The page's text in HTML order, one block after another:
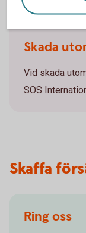
Tid akuta
Skada
Vid skada
SOS
Skaffa
Ring oss